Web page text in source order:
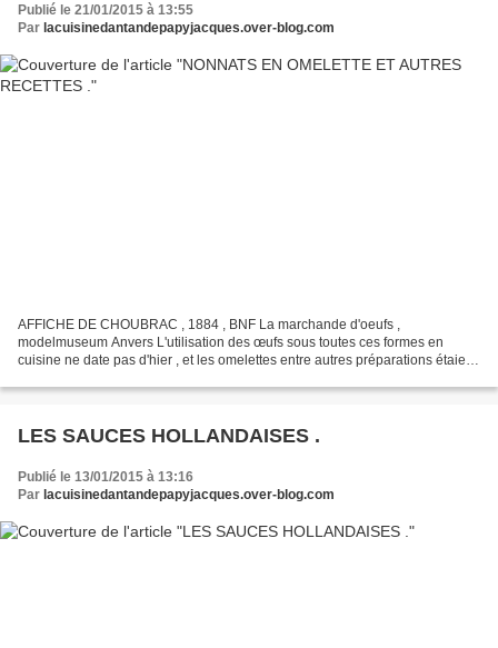
Publié le 21/01/2015 à 13:55
Par lacuisinedantandepapyjacques.over-blog.com
AFFICHE DE CHOUBRAC , 1884 , BNF La marchande d'oeufs ,
modelmuseum Anvers L'utilisation des œufs sous toutes ces formes en
cuisine ne date pas d'hier , et les omelettes entre autres préparations étaient
LES SAUCES HOLLANDAISES .
Publié le 13/01/2015 à 13:16
Par lacuisinedantandepapyjacques.over-blog.com